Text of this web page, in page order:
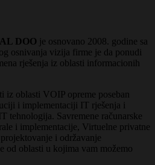
DOO je osnovano 2008. godine sa
osnivanja vizija firme je da ponudi
rješenja iz oblasti informacionih
iz oblasti VOIP opreme poseban
i implementaciji IT rješenja i
tehnologija. Savremene računarske
i implementacije, Virtuelne privatne
i održavanje
od oblasti u kojima vam možemo